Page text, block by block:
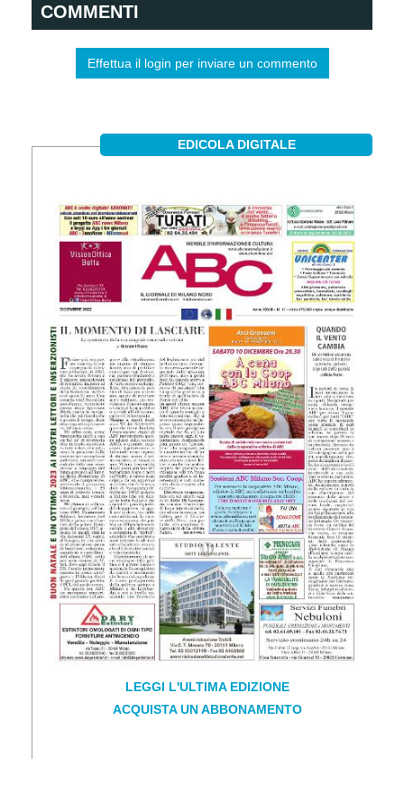
COMMENTI
Effettua il login per inviare un commento
EDICOLA DIGITALE
LEGGI L'ULTIMA EDIZIONE
ACQUISTA UN ABBONAMENTO